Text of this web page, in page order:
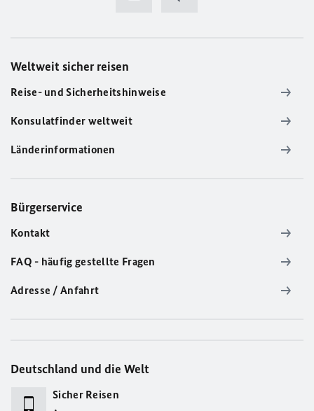
Weltweit sicher reisen
Reise- und Sicherheitshinweise
Konsulatfinder weltweit
Länderinformationen
Bürgerservice
Kontakt
FAQ - häufig gestellte Fragen
Adresse / Anfahrt
Deutschland und die Welt
Sicher Reisen